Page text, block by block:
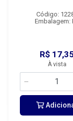
Código:
Embalagem:
R$
À vista